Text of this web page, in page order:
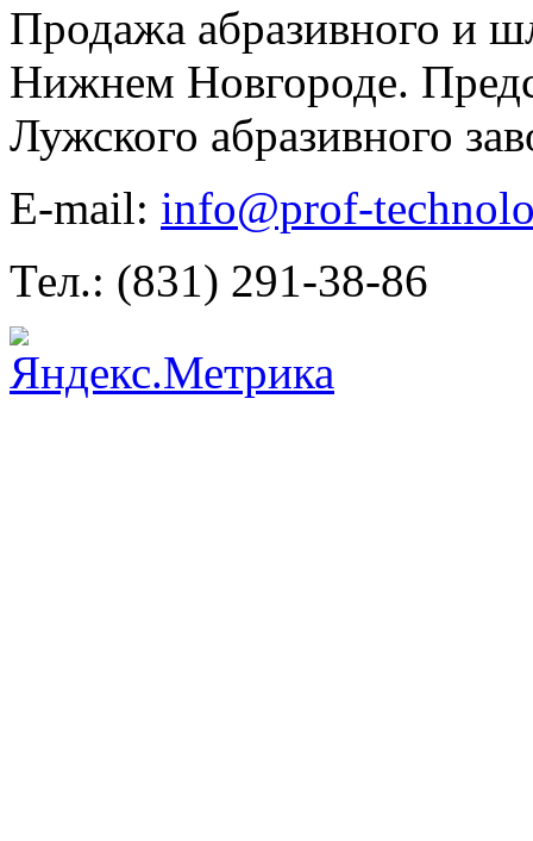
Продажа абразивного и
Нижнем Новгороде.
Лужского абразивного
E-mail: info@prof-
Тел.: (831) 291-38-86